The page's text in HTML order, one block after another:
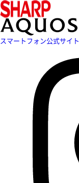
スマートフォン公式サイト